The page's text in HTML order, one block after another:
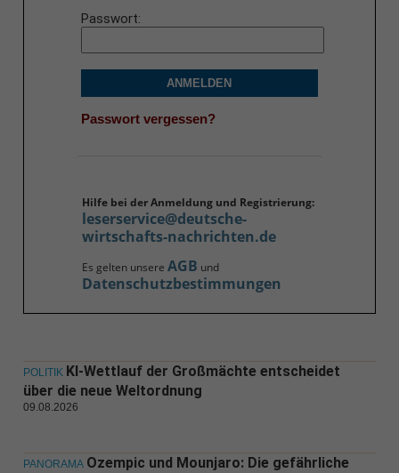
Passwort
ANMELDEN
Passwort vergessen?
Hilfe bei der Anmeldung und Registrierung:
leserservice@deutsche-
wirtschafts-nachrichten.de
Es gelten unsere AGB und
Datenschutzbestimmungen
POLITIK KI-Wettlauf der Großmächte entscheidet
über die neue Weltordnung
09.08.2026
PANORAMA Ozempic und Mounjaro: Die gefährliche